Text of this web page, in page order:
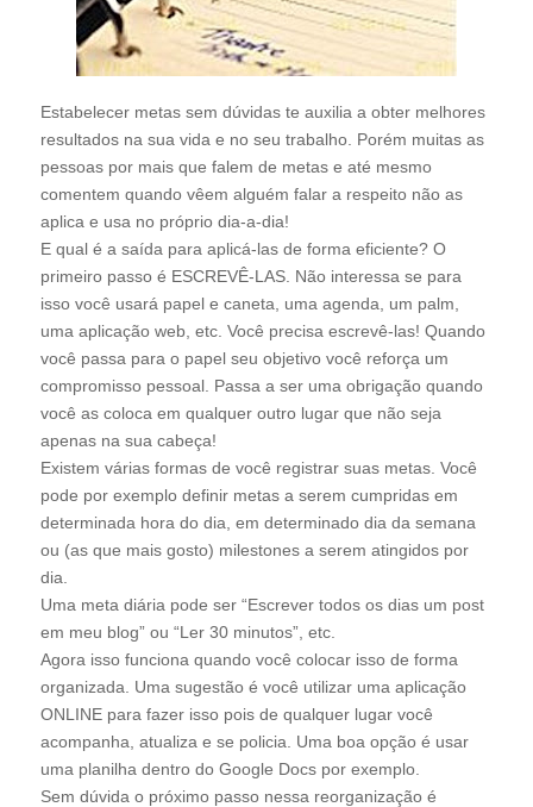
Estabelecer metas sem dúvidas te auxilia a obter melhores
resultados na sua vida e no seu trabalho. Porém muitas as
pessoas por mais que falem de metas e até mesmo
comentem quando vêem alguém falar a respeito não as
aplica e usa no próprio dia-a-dia!
E qual é a saída para aplicá-las de forma eficiente? O
primeiro passo é ESCREVÊ-LAS. Não interessa se para
isso você usará papel e caneta, uma agenda, um palm,
uma aplicação web, etc. Você precisa escrevê-las! Quando
você passa para o papel seu objetivo você reforça um
compromisso pessoal. Passa a ser uma obrigação quando
você as coloca em qualquer outro lugar que não seja
apenas na sua cabeça!
Existem várias formas de você registrar suas metas. Você
pode por exemplo definir metas a serem cumpridas em
determinada hora do dia, em determinado dia da semana
ou (as que mais gosto) milestones a serem atingidos por
dia.
Uma meta diária pode ser “Escrever todos os dias um post
em meu blog” ou “Ler 30 minutos”, etc.
Agora isso funciona quando você colocar isso de forma
organizada. Uma sugestão é você utilizar uma aplicação
ONLINE para fazer isso pois de qualquer lugar você
acompanha, atualiza e se policia. Uma boa opção é usar
uma planilha dentro do Google Docs por exemplo.
Sem dúvida o próximo passo nessa reorganização é